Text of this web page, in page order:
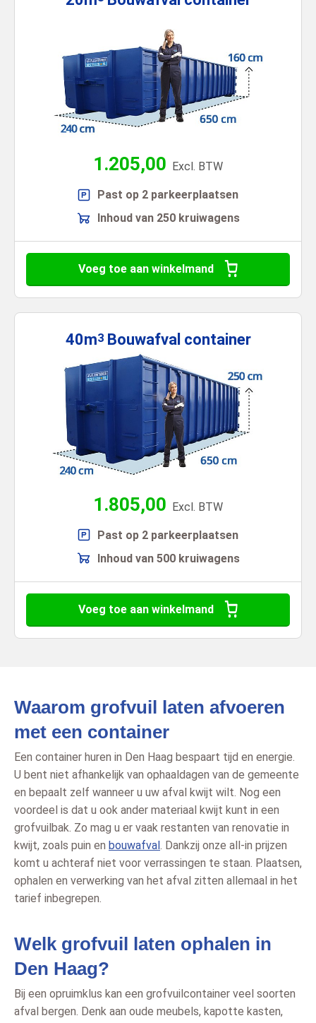
1.205,00 Excl. BTW
Past op 2 parkeerplaatsen
Inhoud van 250 kruiwagens
Voeg toe aan winkelmand
40m3 Bouwafval container
1.805,00 Excl. BTW
Past op 2 parkeerplaatsen
Inhoud van 500 kruiwagens
Voeg toe aan winkelmand
Waarom grofvuil laten afvoeren
met een container
Een container huren in Den Haag bespaart tijd en energie.
U bent niet afhankelijk van ophaaldagen van de gemeente
en bepaalt zelf wanneer u uw afval kwijt wilt. Nog een
voordeel is dat u ook ander materiaal kwijt kunt in een
grofvuilbak. Zo mag u er vaak restanten van renovatie in
kwijt, zoals puin en bouwafval . Dankzij onze all-in prijzen
komt u achteraf niet voor verrassingen te staan. Plaatsen,
ophalen en verwerking van het afval zitten allemaal in het
tarief inbegrepen.
Welk grofvuil laten ophalen in
Den Haag?
Bij een opruimklus kan een grofvuilcontainer veel soorten
afval bergen. Denk aan oude meubels, kapotte kasten,